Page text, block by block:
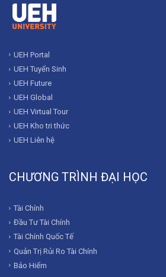
UEH Portal
UEH Tuyển Sinh
UEH Future
UEH Global
UEH Virtual Tour
UEH Kho tri thức
UEH Liên hệ
CHƯƠNG TRÌNH ĐẠI HỌC
Tài Chính
Đầu Tư Tài Chính
Tài Chính Quốc Tế
Quản Trị Rủi Ro Tài Chính
Bảo Hiểm